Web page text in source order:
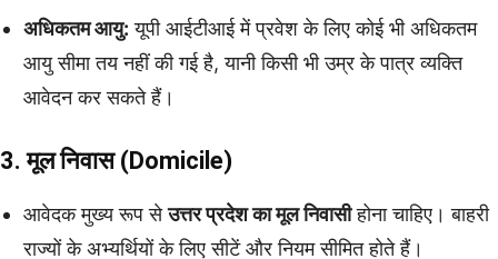
अधिकतम आयु: यूपी आईटीआई में प्रवेश के लिए कोई भी अधिकतम
आयु सीमा तय नहीं की गई है, यानी किसी भी उम्र के पात्र व्यक्ति
आवेदन कर सकते हैं।
3. मूल निवास (Domicile)
आवेदक मुख्य रूप सेउत्तर प्रदेश का मूल निवासीहोना चाहिए। बाहरी
राज्यों के अभ्यर्थियों के लिए सीटें और नियम सीमित होते हैं।